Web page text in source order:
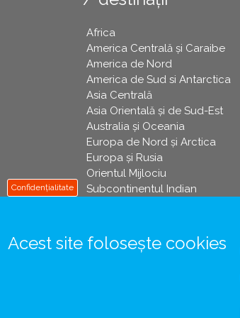
Africa
America Centrală și Caraibe
America de Nord
America de Sud si Antarctica
Asia Centrală
Asia Orientală și de Sud-Est
Australia și Oceania
Europa de Nord și Arctica
Europa și Rusia
Orientul Mijlociu
Subcontinentul Indian
Confidențialitate
Acest site folosește cookies